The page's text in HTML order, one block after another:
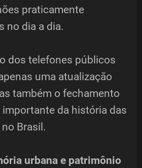
praticamente
no dia a dia.
dos telefones públicos
uma atualização
também o fechamento
da história das
Brasil.
urbana e patrimônio